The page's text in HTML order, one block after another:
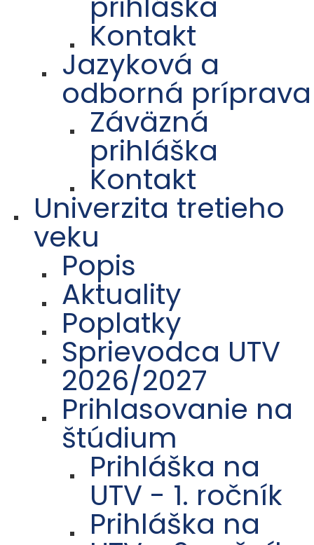
Kontakt
Jazyková a
odborná príprava
Záväzná
prihláška
Kontakt
Univerzita tretieho
veku
Popis
Aktuality
Poplatky
Sprievodca UTV
2026/2027
Prihlasovanie na
štúdium
Prihláška na
UTV - 1. ročník
Prihláška na